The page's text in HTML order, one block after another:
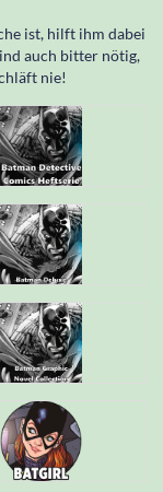
ist, hilft ihm dabei
auch bitter nötig,
nie!